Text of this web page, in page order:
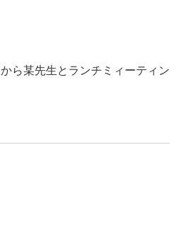
ら某先生とランチミィーティン